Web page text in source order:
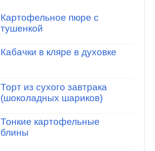
Картофельное пюре с
тушенкой
Кабачки в кляре в духовке
Торт из сухого завтрака
(шоколадных шариков)
Тонкие картофельные
блины